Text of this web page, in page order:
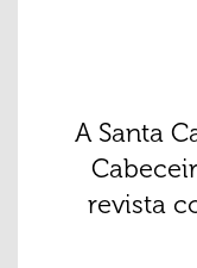
A Santa
revista